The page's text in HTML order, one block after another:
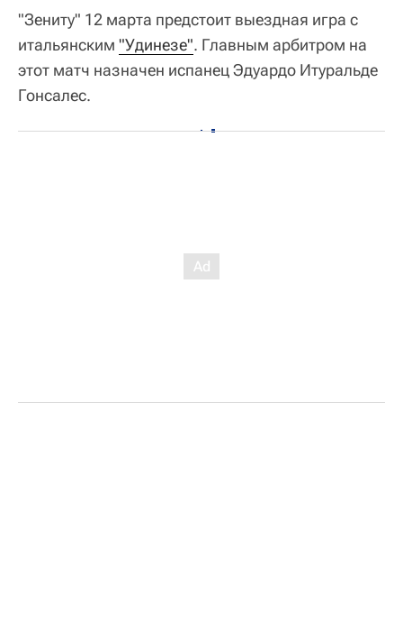
"Зениту" 12 марта предстоит выездная игра с
итальянским "Удинезе". Главным арбитром на
этот матч назначен испанец Эдуардо Итуральде
Гонсалес.